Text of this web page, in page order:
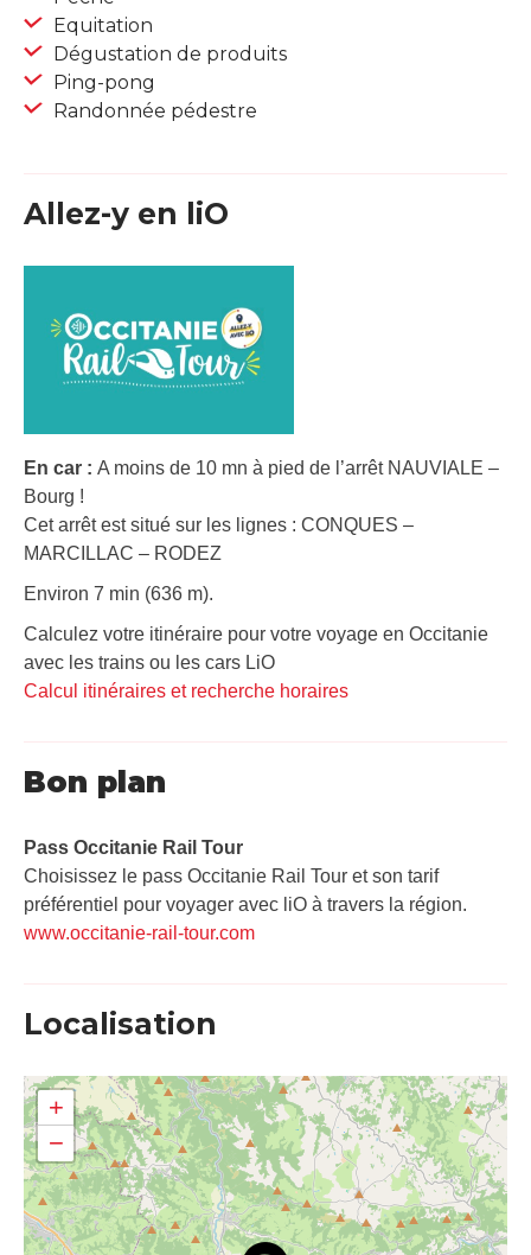
Equitation
Dégustation de produits
Ping-pong
Randonnée pédestre
Allez-y en liO
En car : A moins de 10 mn à pied de l’arrêt NAUVIALE –
Bourg !
Cet arrêt est situé sur les lignes : CONQUES –
MARCILLAC – RODEZ
Environ 7 min (636 m).
Calculez votre itinéraire pour votre voyage en Occitanie
avec les trains ou les cars LiO
Calcul itinéraires et recherche horaires
Bon plan
Pass Occitanie Rail Tour​
Choisissez le pass Occitanie Rail Tour et son tarif
préférentiel pour voyager avec liO à travers la région.
www.occitanie-rail-tour.com
Localisation
+
−